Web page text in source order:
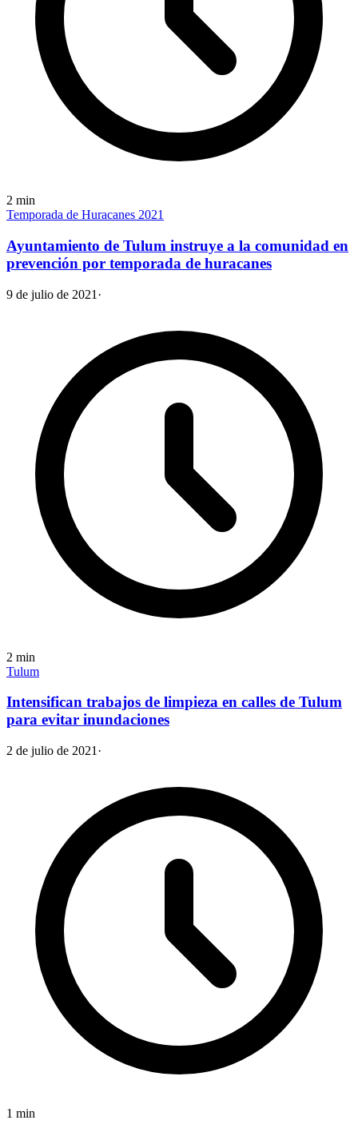
2 min
Temporada de Huracanes 2021
Ayuntamiento de Tulum instruye a la comunidad en
prevención por temporada de huracanes
9 de julio de 2021 ·
2 min
Tulum
Intensifican trabajos de limpieza en calles de Tulum
para evitar inundaciones
2 de julio de 2021 ·
1 min